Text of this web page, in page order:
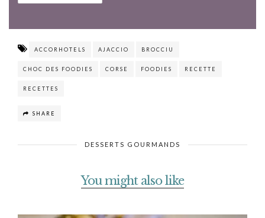
ACCORHOTELS AJACCIO BROCCIU
CHOC DES FOODIES CORSE FOODIES RECETTE
RECETTES
SHARE
DESSERTS GOURMANDS
You might also like